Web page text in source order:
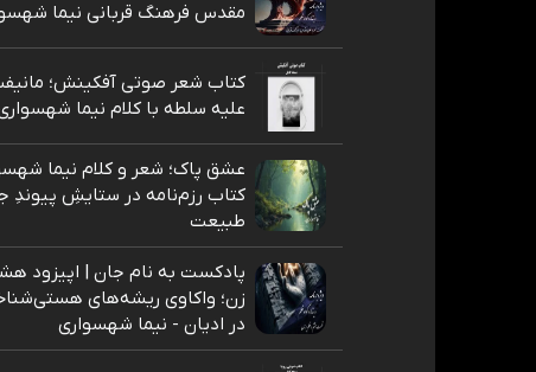
مقدس فرهنگ قربانی نیما
کتاب شعر صوتی آفکینش؛
علیه سلطه با کلام نیما
عشق پاک؛ شعر و کلام نیما
کتاب رزم‌نامه در ستایشِ پیوندِ
طبیعت
پادکست به نام جان | اپیزود
زن؛ واکاوی ریشه‌های
در ادیان - نیما شهسواری